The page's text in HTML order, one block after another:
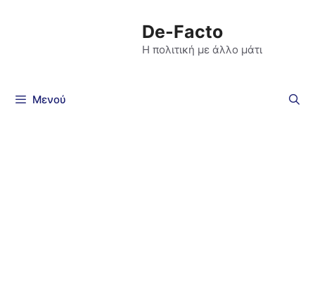
De-Facto
Η πολιτική με άλλο μάτι
Μενού